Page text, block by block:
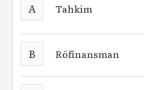
A Tahkim
B Röfinansman